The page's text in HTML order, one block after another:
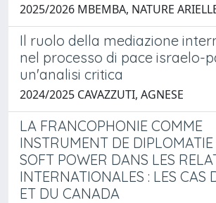
2025/2026 MBEMBA, NATURE
Il ruolo della mediazione
nel processo di pace israelo-
un'analisi critica
2024/2025 CAVAZZUTI, AGNESE
LA FRANCOPHONIE COMME
INSTRUMENT DE DIPLOMATIE
SOFT POWER DANS LES
INTERNATIONALES : LES CAS
ET DU CANADA